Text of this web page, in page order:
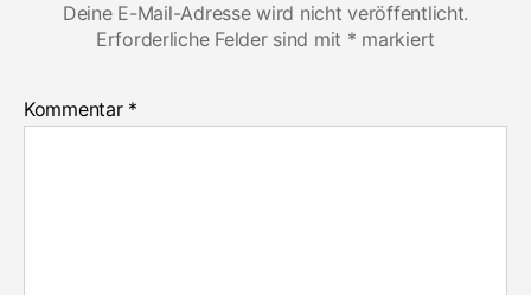
Deine E-Mail-Adresse wird nicht veröffentlicht.
Erforderliche Felder sind mit * markiert
Kommentar *